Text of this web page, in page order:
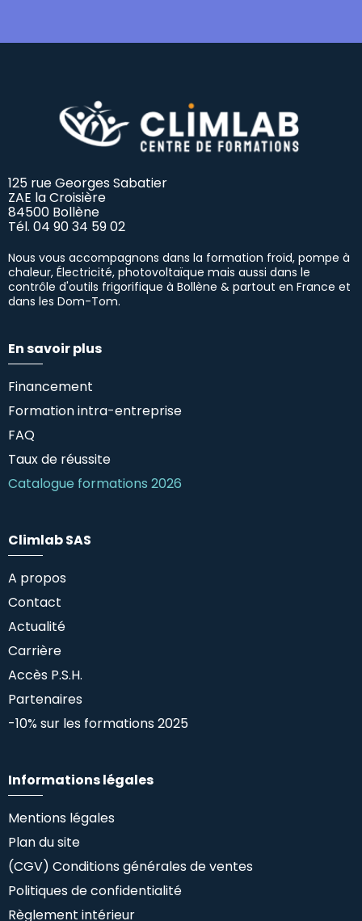
125 rue Georges Sabatier
ZAE la Croisière
84500 Bollène
Tél. 04 90 34 59 02
Nous vous accompagnons dans la formation froid, pompe à
chaleur, Électricité, photovoltaïque mais aussi dans le
contrôle d'outils frigorifique à Bollène & partout en France et
dans les Dom-Tom.
En savoir plus
Financement
Formation intra-entreprise
FAQ
Taux de réussite
Catalogue formations 2026
Climlab SAS
A propos
Contact
Actualité
Carrière
Accès P.S.H.
Partenaires
-10% sur les formations 2025
Informations légales
Mentions légales
Plan du site
(CGV) Conditions générales de ventes
Politiques de confidentialité
Règlement intérieur